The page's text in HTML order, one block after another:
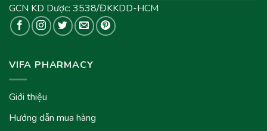
GCN KD Dược: 3538/ĐKKDD-HCM
VIFA PHARMACY
Giới thiệu
Hướng dẫn mua hàng